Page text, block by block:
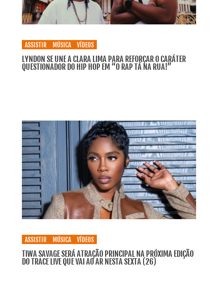
ASSISTIR MÚSICA VÍDEOS
LYNDON SE UNE A CLARA LIMA PARA REFORÇAR O CARÁTER
QUESTIONADOR DO HIP HOP EM “O RAP TÁ NA RUA!”
ASSISTIR MÚSICA VÍDEOS
TIWA SAVAGE SERÁ ATRAÇÃO PRINCIPAL NA PRÓXIMA EDIÇÃO
DO TRACE LIVE QUE VAI AO AR NESTA SEXTA (26)